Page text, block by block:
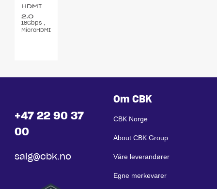
HDMI
2.0
4K@60
18Gbps ,
MicroHDMI
+47 22 90 37
00
salg@cbk.no
Om CBK
CBK Norge
About CBK Group
Våre leverandører
Egne merkevarer